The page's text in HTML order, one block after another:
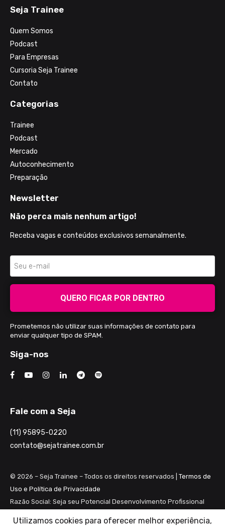
Seja Trainee
Quem Somos
Podcast
Para Empresas
Cursoria Seja Trainee
Contato
Categorias
Trainee
Podcast
Mercado
Autoconhecimento
Preparação
Newsletter
Não perca mais nenhum artigo!
Receba vagas e conteúdos exclusivos semanalmente.
QUERO FICAR POR DENTRO
Prometemos não utilizar suas informações de contato para
enviar qualquer tipo de SPAM.
Siga-nos
Fale com a Seja
(11) 95895-0220
contato@sejatrainee.com.br
© 2026 – Seja Trainee – Todos os direitos reservados | Termos de
Uso e Política de Privacidade
Razão Social: Seja seu Potencial Desenvolvimento Profissional
Utilizamos cookies para oferecer melhor experiência,